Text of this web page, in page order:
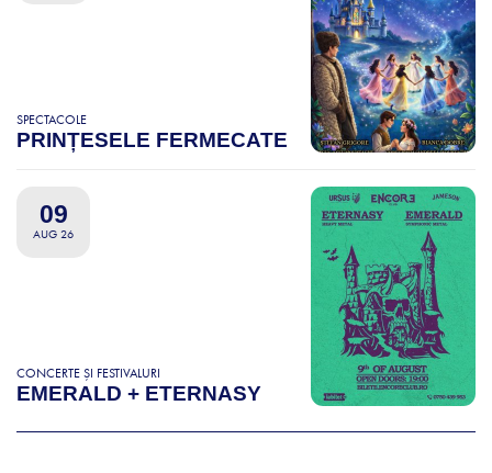
SPECTACOLE
PRINȚESELE FERMECATE
09
AUG 26
CONCERTE ȘI FESTIVALURI
EMERALD + ETERNASY